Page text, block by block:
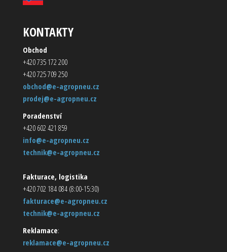
KONTAKTY
Obchod
+420 735 172 200
+420 725 709 250
obchod@e-agropneu.cz
prodej@e-agropneu.cz
Poradenství
+420 602 421 859
info@e-agropneu.cz
technik@e-agropneu.cz
Fakturace, logistika
+420 702 184 084 (8:00-15:30)
fakturace@e-agropneu.cz
technik@e-agropneu.cz
Reklamace:
reklamace@e-agropneu.cz